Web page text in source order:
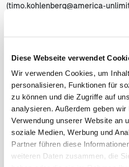
Diese Webseite verwendet
Wir verwenden Cookies, um
personalisieren, Funktionen für
zu können und die Zugriffe auf
analysieren. Außerdem geben
Verwendung unserer Website an
soziale Medien, Werbung und
Partner führen diese
weiteren Daten zusammen, die
(timo.kohlenberg@america-
Office Mitarbeiter gesucht:
America Unlimited sucht einen
Reservierungsmitarbeiter bzw.
mit Berufserfahrung in der
abgeschlossenen Studium/
kaufmännischen Bereich. Gute
Freude am Umgang mit Kunden
ebenfalls erforderlich.